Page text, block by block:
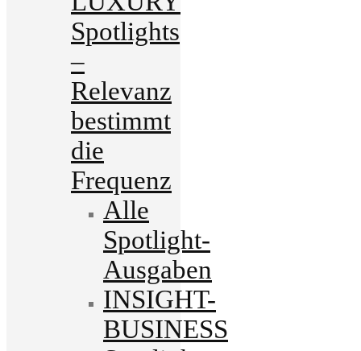
Spotlights
–
Relevanz
bestimmt
die
Frequenz
Alle
Spotlight-
Ausgaben
INSIGHT-
BUSINESS